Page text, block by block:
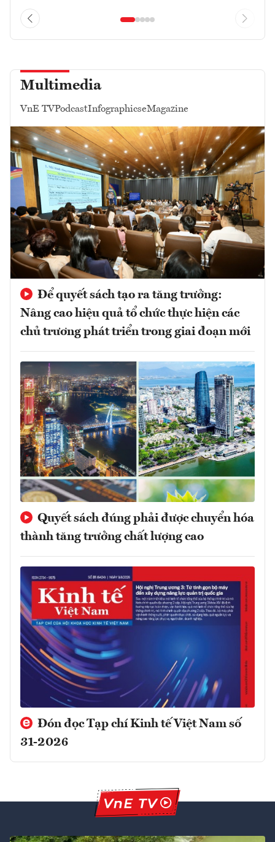
Multimedia
VnE TVPodcastInfographicseMagazine
Để quyết sách tạo ra tăng trưởng:
Nâng cao hiệu quả tổ chức thực hiện các
chủ trương phát triển trong giai đoạn mới
Quyết sách đúng phải được chuyển hóa
thành tăng trưởng chất lượng cao
Đón đọc Tạp chí Kinh tế Việt Nam số
31-2026